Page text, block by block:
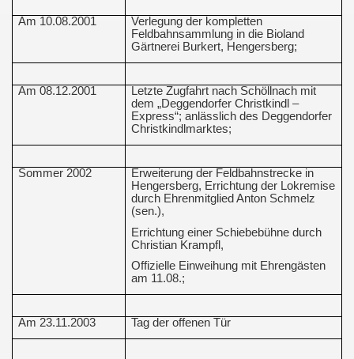
Am 10.08.2001
Verlegung der kompletten
Feldbahnsammlung in die Bioland
Gärtnerei Burkert, Hengersberg;
Am 08.12.2001
Letzte Zugfahrt nach Schöllnach mit
dem „Deggendorfer Christkindl –
Express“; anlässlich des Deggendorfer
Christkindlmarktes;
Sommer 2002
Erweiterung der Feldbahnstrecke in
Hengersberg, Errichtung der Lokremise
durch Ehrenmitglied Anton Schmelz
(sen.),
Errichtung einer Schiebebühne durch
Christian Krampfl,
Offizielle Einweihung mit Ehrengästen
am 11.08.;
Am 23.11.2003 Tag der offenen Tür